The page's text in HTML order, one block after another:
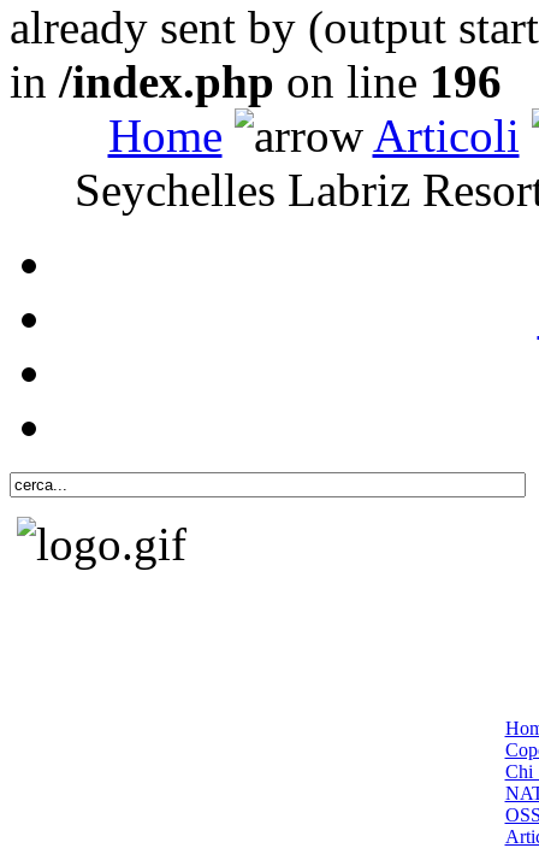
already sent by (output
in /index.php on line 196
Home
Articoli
Seychelles Labriz
Chi